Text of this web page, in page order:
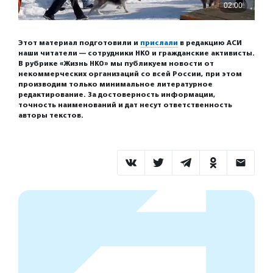
Этот материал подготовили и прислали в редакцию АСИ
наши читатели — сотрудники НКО и гражданские активисты.
В рубрике «Жизнь НКО» мы публикуем новости от
некоммерческих организаций со всей России, при этом
производим только минимальное литературное
редактирование. За достоверность информации,
точность наименований и дат несут ответственность
авторы текстов.